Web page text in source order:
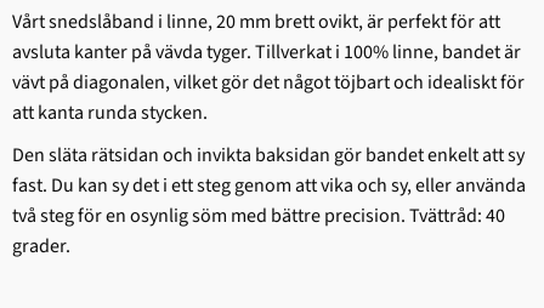
Vårt snedslåband i linne, 20 mm brett ovikt, är perfekt för att
avsluta kanter på vävda tyger. Tillverkat i 100% linne, bandet är
vävt på diagonalen, vilket gör det något töjbart och idealiskt för
att kanta runda stycken.
Den släta rätsidan och invikta baksidan gör bandet enkelt att sy
fast. Du kan sy det i ett steg genom att vika och sy, eller använda
två steg för en osynlig söm med bättre precision. Tvättråd: 40
grader.